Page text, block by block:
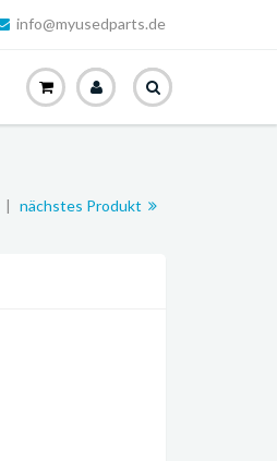
info@myusedparts.de
| nächstes Produkt